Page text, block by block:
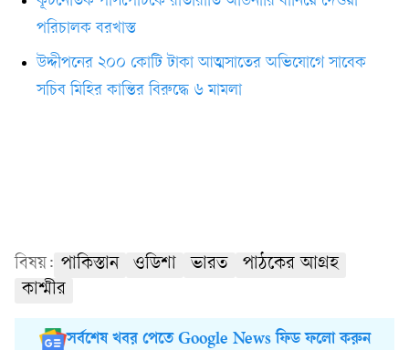
পরিচালক বরখাস্ত
উদ্দীপনের ২০০ কোটি টাকা আত্মসাতের অভিযোগে সাবেক
সচিব মিহির কান্তির বিরুদ্ধে ৬ মামলা
বিষয়: পাকিস্তান ওডিশা ভারত
পাঠকের আগ্রহ
কাশ্মীর
সর্বশেষ খবর পেতে Google News ফিড ফলো করুন